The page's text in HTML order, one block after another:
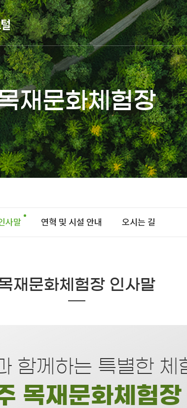
재문화체험장
사말 연혁 및 시설 안내 오시는 길
재문화체험장 인사말
함께하는 특별한 체
목재문화체험장